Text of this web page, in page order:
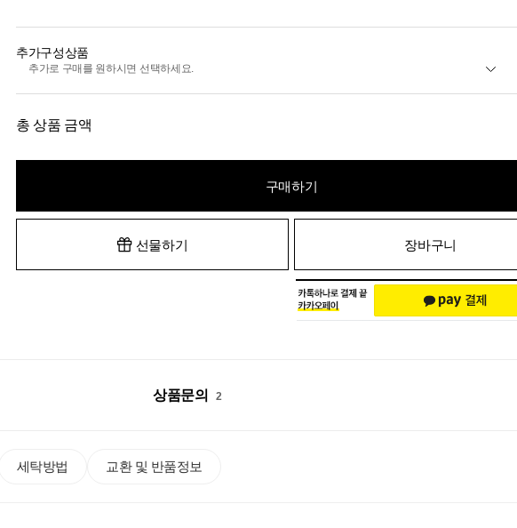
추가구성상품
추가로 구매를 원하시면 선택하세요.
총 상품 금액
구매하기
선물하기 장바구니
상품문의 2
세탁방법 교환 및 반품정보